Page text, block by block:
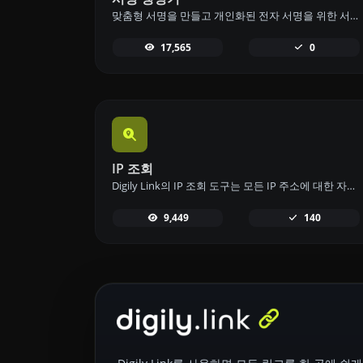
맞춤형 서명을 만들고 개인화된 전자 서명을 위한 서명 생성기 도구로 쉽게 다운로드하세요.
17,565 0
IP 조회
Digily Link의 IP 조회 도구는 모든 IP 주소에 대한 자세한 정보를 제공합니다. 이 무료 온라인 서비스를 사용하여 포괄적인 IP 데이터를 얻으세요.
9,449 140